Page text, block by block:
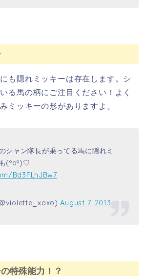
も隠れミッキーは存在します。シ
る馬の柄にご注目ください！よく
ミッキーの形がありますよ。
シャン隊長が乗ってる馬に隠れミ
(ºoº)♡
Bd3FLhJBw7
August 7, 2013
特殊能力！？